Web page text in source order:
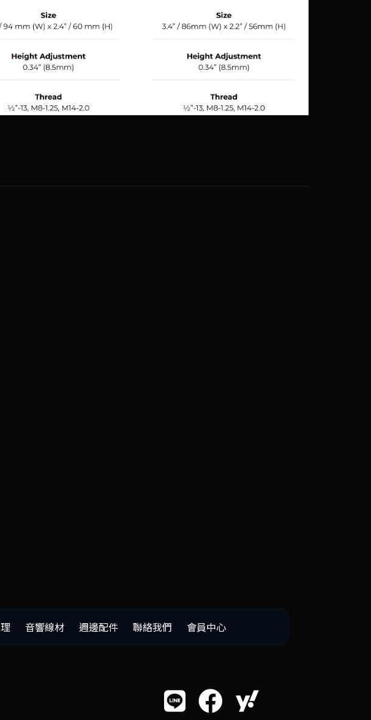
音響線材 週邊配件 聯絡我們 會員中心